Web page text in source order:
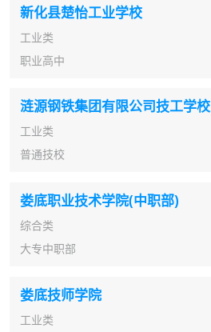
新化县楚怡工业学校
工业类
职业高中
涟源钢铁集团有限公司技工学校
工业类
普通技校
娄底职业技术学院(中职部)
综合类
大专中职部
娄底技师学院
工业类